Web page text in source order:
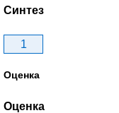
Синтез
1
Оценка
Оценка